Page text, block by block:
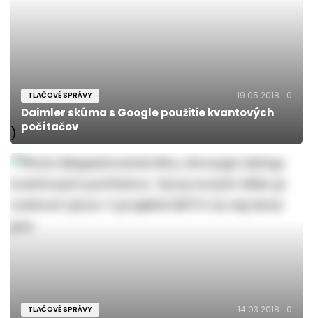
)
TLAČOVÉ SPRÁVY 19.05.2018 0
Daimler skúma s Google použitie kvantových
počítačov
TLAČOVÉ SPRÁVY 14.03.2018 0